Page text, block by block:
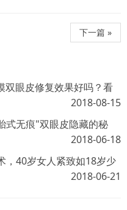
下一篇 »
眼皮修复效果好吗？看
2018-08-15
式无痕"双眼皮隐藏的秘
2018-06-18
，40岁女人紧致如18岁少
2018-06-21